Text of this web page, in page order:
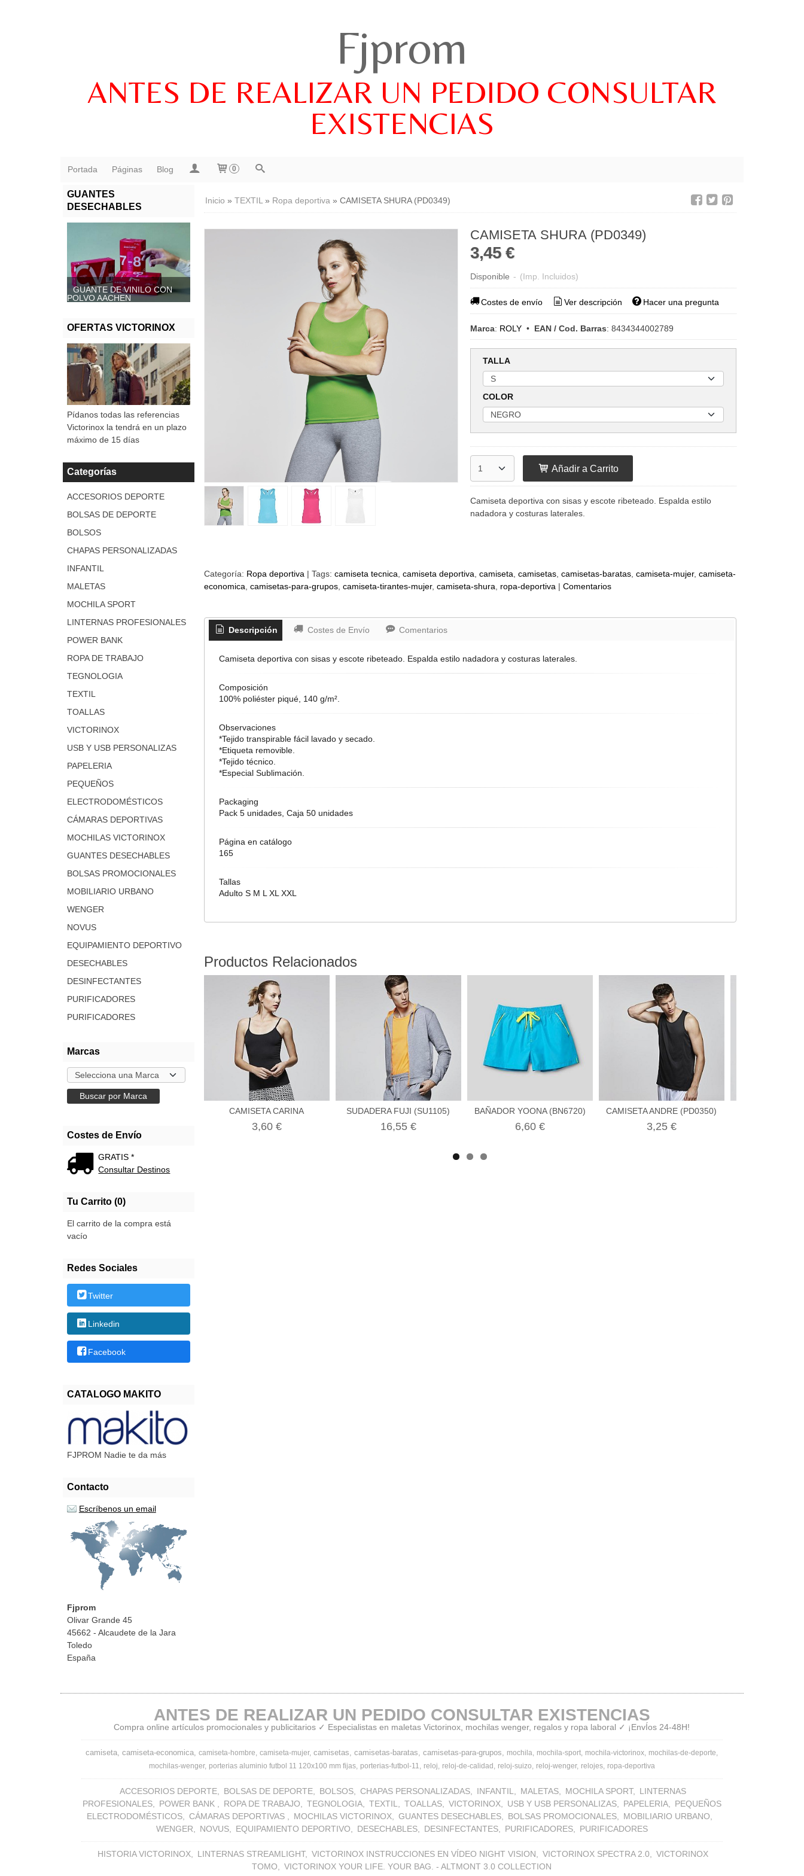
Fjprom
ANTES DE REALIZAR UN PEDIDO CONSULTAR
EXISTENCIAS
Portada Páginas Blog 0
GUANTES
DESECHABLES
GUANTE DE VINILO CON
POLVO AACHEN
GUANTE DE VINILO SIN
POLVO, AACHEN
OFERTAS VICTORINOX
Pídanos todas las referencias
Victorinox la tendrá en un plazo
máximo de 15 días
Categorías
ACCESORIOS DEPORTE
BOLSAS DE DEPORTE
BOLSOS
CHAPAS PERSONALIZADAS
INFANTIL
MALETAS
MOCHILA SPORT
LINTERNAS PROFESIONALES
POWER BANK
ROPA DE TRABAJO
TEGNOLOGIA
TEXTIL
TOALLAS
VICTORINOX
USB Y USB PERSONALIZAS
PAPELERIA
PEQUEÑOS
ELECTRODOMÉSTICOS
CÁMARAS DEPORTIVAS
MOCHILAS VICTORINOX
GUANTES DESECHABLES
BOLSAS PROMOCIONALES
MOBILIARIO URBANO
WENGER
NOVUS
EQUIPAMIENTO DEPORTIVO
DESECHABLES
DESINFECTANTES
PURIFICADORES
PURIFICADORES
Marcas
Costes de Envío
GRATIS *
Consultar Destinos
Tu Carrito (0)
El carrito de la compra está
vacío
Redes Sociales
Twitter
Linkedin
Facebook
CATALOGO MAKITO
FJPROM Nadie te da más
Contacto
Escríbenos un email
Fjprom
Olivar Grande 45
45662 - Alcaudete de la Jara
Toledo
España
Inicio » TEXTIL » Ropa deportiva » CAMISETA SHURA (PD0349)
CAMISETA SHURA (PD0349)
3,45 €
Disponible - (Imp. Incluidos)
Costes de envío Ver descripción Hacer una pregunta
Marca: ROLY• EAN / Cod. Barras: 8434344002789
TALLA
COLOR
Añadir a Carrito
Camiseta deportiva con sisas y escote ribeteado. Espalda estilo
nadadora y costuras laterales.
Categoría: Ropa deportiva | Tags: camiseta tecnica camiseta deportiva camiseta camisetas camisetas-baratas camiseta-mujer camiseta-
economica camisetas-para-grupos camiseta-tirantes-mujer camiseta-shura ropa-deportiva | Comentarios
Descripción Costes de Envío Comentarios
Camiseta deportiva con sisas y escote ribeteado. Espalda estilo nadadora y costuras laterales.
Composición
100% poliéster piqué, 140 g/m².
Observaciones
*Tejido transpirable fácil lavado y secado.
*Etiqueta removible.
*Tejido técnico.
*Especial Sublimación.
Packaging
Pack 5 unidades, Caja 50 unidades
Página en catálogo
165
Tallas
Adulto S M L XL XXL
Productos Relacionados
CAMISETA CARINA
3,60 €
SUDADERA FUJI (SU1105)
16,55 €
BAÑADOR YOONA (BN6720)
6,60 €
CAMISETA ANDRE (PD0350)
3,25 €
ANTES DE REALIZAR UN PEDIDO CONSULTAR EXISTENCIAS
Compra online artículos promocionales y publicitarios ✓ Especialistas en maletas Victorinox, mochilas wenger, regalos y ropa laboral ✓ ¡EnvÍos 24-48H!
camiseta camiseta-economica camiseta-hombre camiseta-mujer camisetas camisetas-baratas camisetas-para-grupos mochila mochila-sport mochila-victorinox mochilas-de-deporte
mochilas-wenger porterias aluminio futbol 11 120x100 mm fijas porterias-futbol-11 reloj reloj-de-calidad reloj-suizo reloj-wenger relojes ropa-deportiva
ACCESORIOS DEPORTE BOLSAS DE DEPORTE BOLSOS CHAPAS PERSONALIZADAS INFANTIL MALETAS MOCHILA SPORT
LINTERNAS
PROFESIONALES
POWER BANK ROPA DE TRABAJO TEGNOLOGIA TEXTIL TOALLAS VICTORINOX USB Y USB PERSONALIZAS PAPELERIA
PEQUEÑOS
ELECTRODOMÉSTICOS
CÁMARAS DEPORTIVAS MOCHILAS VICTORINOX GUANTES DESECHABLES BOLSAS PROMOCIONALES
MOBILIARIO URBANO
WENGER
NOVUS EQUIPAMIENTO DEPORTIVO DESECHABLES DESINFECTANTES PURIFICADORES PURIFICADORES
HISTORIA VICTORINOX LINTERNAS STREAMLIGHT VICTORINOX INSTRUCCIONES EN VÍDEO NIGHT VISION VICTORINOX SPECTRA 2.0
VICTORINOX
TOMO
VICTORINOX YOUR LIFE. YOUR BAG. - ALTMONT 3.0 COLLECTION